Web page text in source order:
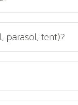
parasol, tent)?